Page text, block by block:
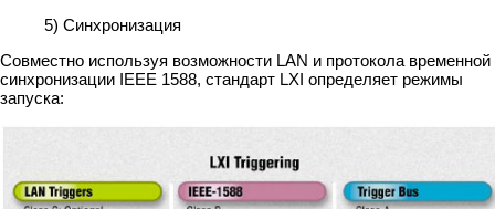
5) Синхронизация
Совместно используя возможности LAN и протокола временной
синхронизации IEEE 1588, стандарт LXI определяет режимы
запуска: